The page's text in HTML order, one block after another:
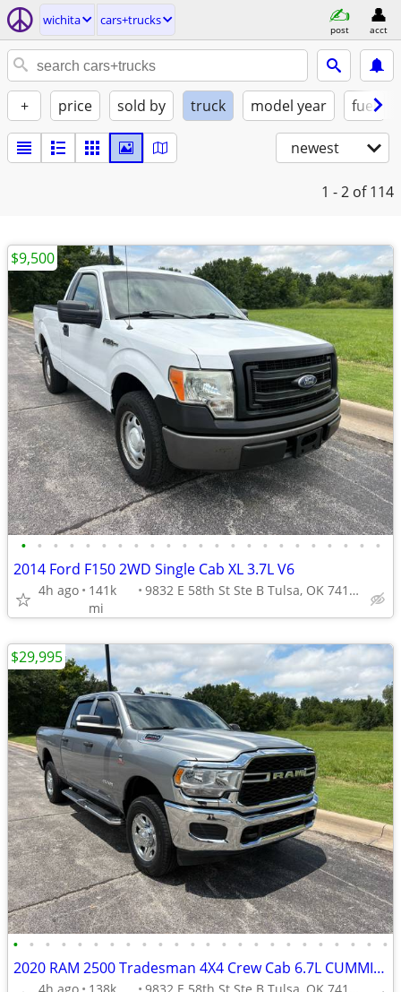
wichita cars+trucks
post acct
+ price sold by truck model year fuel
newest
1 - 2 of 114
• • • • • • • • • • • • • • • • • • • • • • •
2014 Ford F150 2WD Single Cab XL 3.7L V6
4h ago
141k
mi
9832 E 58th St Ste B Tulsa, OK 74146
$9,500
• • • • • • • • • • • • • • • • • • • • • • • •
2020 RAM 2500 Tradesman 4X4 Crew Cab 6.7L CUMMINS
$29,995